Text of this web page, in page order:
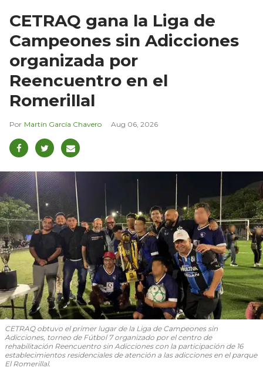
CETRAQ gana la Liga de
Campeones sin Adicciones
organizada por
Reencuentro en el
Romerillal
Martín García Chavero Aug 06, 2026
CETRAQ obtuvo el primer lugar de la Liga de Campeones sin
Adicciones, torneo de Fútbol 7 organizado por el centro de
rehabilitación Reencuentro sin Adicciones con la participación de 16
establecimientos residenciales de atención a las adicciones en el parque
El Romerillal.